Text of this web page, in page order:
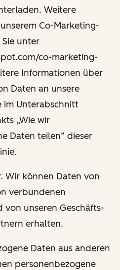
Weitere
Co-Marketing-
unter
co-marketing-
Informationen über
Daten an unsere
im Unterabschnitt
„Wie wir
Daten teilen“ dieser
Wir können Daten von
verbundenen
von unseren Geschäfts-
erhalten.
Daten aus anderen
personenbezogene